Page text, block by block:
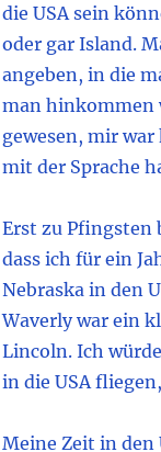
die USA sein
oder gar Island.
angeben, in die
man hinkommen
gewesen, mir war
mit der Sprache
Erst zu Pfingsten
dass ich für ein
Nebraska in den
Waverly war ein
Lincoln. Ich
in die USA
Meine Zeit in den